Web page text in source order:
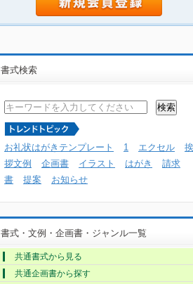
書式検索
お礼状はがきテンプレート 1 エクセル
挨
拶文例
企画書 イラスト はがき
請求
書
提案 お知らせ
書式・文例・企画書・ジャンル一覧
共通書式から見る
共通企画書から探す